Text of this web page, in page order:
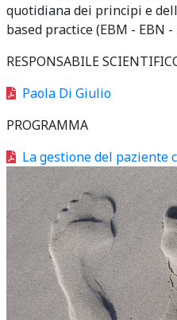
quotidiana dei principi e
based practice (EBM - EBN -
RESPONSABILE
Paola Di Giulio
PROGRAMMA
La gestione del paziente